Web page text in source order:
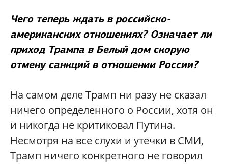
Чего теперь ждать в российско-
американских отношениях? Означает ли
приход Трампа в Белый дом скорую
отмену санкций в отношении России?
На самом деле Трамп ни разу не сказал
ничего определенного о России, хотя он
и никогда не критиковал Путина.
Несмотря на все слухи и утечки в СМИ,
Трамп ничего конкретного не говорил